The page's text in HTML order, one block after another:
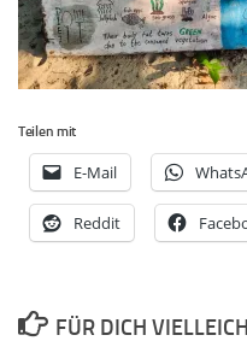
Teilen mit
E-Mail
Reddit
FÜR DICH